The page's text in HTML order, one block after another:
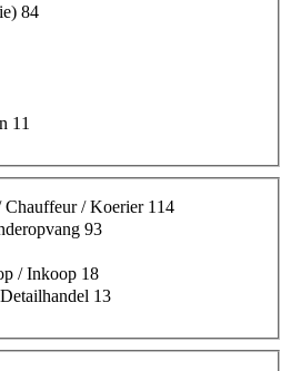
84
11
Chauffeur / Koerier 114
93
/ Inkoop 18
13